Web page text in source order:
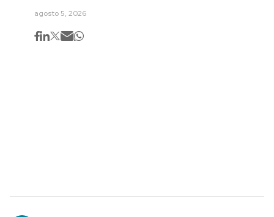
agosto 5, 2026